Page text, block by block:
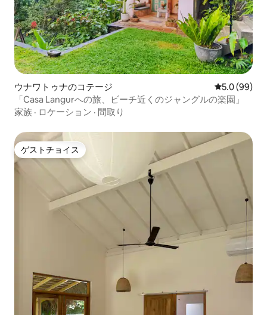
ウナワトゥナのコテージ レビュー99
5.0 (99)
「Casa Langurへの旅、ビーチ近くのジャングルの楽園」
家族 · ロケーション · 間取り
ゲストチョイス
ゲストチョイス